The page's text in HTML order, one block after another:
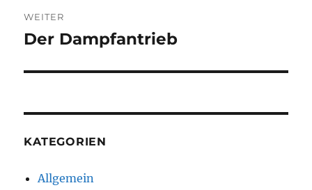
WEITER
Nächster
Der Dampfantrieb
KATEGORIEN
Allgemein